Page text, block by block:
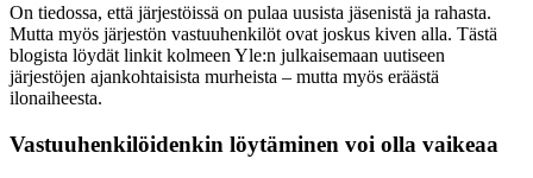
On tiedossa, että järjestöissä on pulaa uusista jäsenistä ja rahasta.
Mutta myös järjestön vastuuhenkilöt ovat joskus kiven alla. Tästä
blogista löydät linkit kolmeen Yle:n julkaisemaan uutiseen
järjestöjen ajankohtaisista murheista – mutta myös eräästä
ilonaiheesta.
Vastuuhenkilöidenkin löytäminen voi olla vaikeaa